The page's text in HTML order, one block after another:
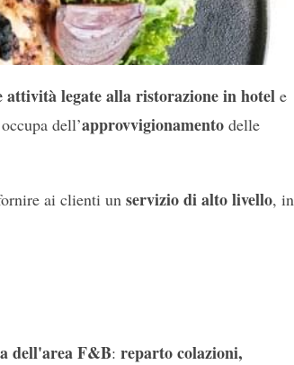
attività legate alla ristorazione in hotel e
dell’approvvigionamentodelle
ai clienti un servizio di alto livello, in
dell'area F&B: reparto colazioni,